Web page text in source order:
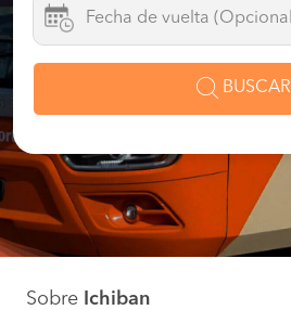
BUSCAR
Sobre Ichiban